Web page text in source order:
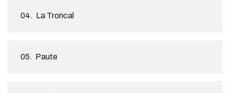
04. La Troncal
05. Paute